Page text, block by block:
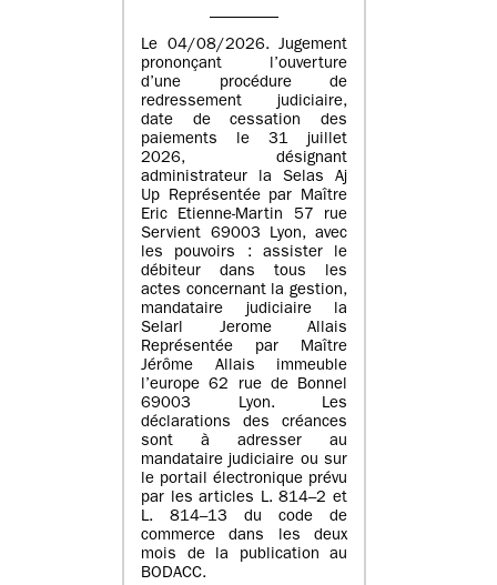
Le 04/08/2026. Jugement
prononçant l’ouverture
d’une procédure de
redressement judiciaire,
date de cessation des
paiements le 31 juillet
2026, désignant
administrateur la Selas Aj
Up Représentée par Maître
Eric Etienne-Martin 57 rue
Servient 69003 Lyon, avec
les pouvoirs : assister le
débiteur dans tous les
actes concernant la gestion,
mandataire judiciaire la
Selarl Jerome Allais
Représentée par Maître
Jérôme Allais immeuble
l’europe 62 rue de Bonnel
69003 Lyon. Les
déclarations des créances
sont à adresser au
mandataire judiciaire ou sur
le portail électronique prévu
par les articles L. 814–2 et
L. 814–13 du code de
commerce dans les deux
mois de la publication au
BODACC.